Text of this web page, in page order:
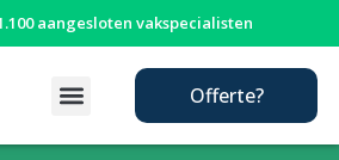
aangesloten vakspecialisten
Offerte?